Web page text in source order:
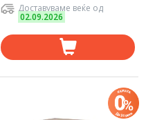
Доставуваме веќе од
02.09.2026